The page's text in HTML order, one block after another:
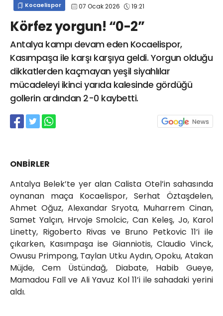
Kocaelispor 07 Ocak 2026 19:21
Körfez yorgun! “0-2”
Antalya kampı devam eden Kocaelispor,
Kasımpaşa ile karşı karşıya geldi. Yorgun olduğu
dikkatlerden kaçmayan yeşil siyahlılar
mücadeleyi ikinci yarıda kalesinde gördüğü
gollerin ardından 2-0 kaybetti.
ONBİRLER
Antalya Belek’te yer alan Calista Otel’in sahasında
oynanan maça Kocaelispor, Serhat Öztaşdelen,
Ahmet Oğuz, Alexandar Sryota, Muharrem Cinan,
Samet Yalçın, Hrvoje Smolcic, Can Keleş, Jo, Karol
Linetty, Rigoberto Rivas ve Bruno Petkovic 11’i ile
çıkarken, Kasımpaşa ise Gianniotis, Claudio Vinck,
Owusu Primpong, Taylan Utku Aydın, Opoku, Atakan
Müjde, Cem Üstündağ, Diabate, Habib Gueye,
Mamadou Fall ve Ali Yavuz Kol 11’i ile sahadaki yerini
aldı.
info@spor41.com